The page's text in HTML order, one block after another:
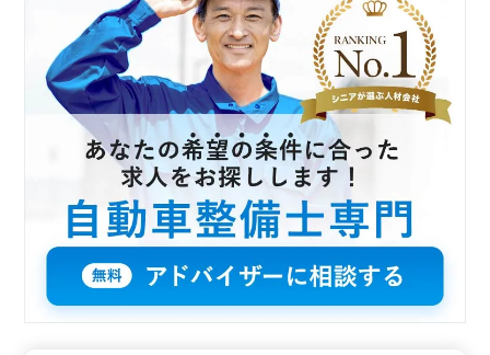
す。 ＜雇用条件と給与＞ 正社員・契約社員・アル
バイト・パート・派遣社員の雇用形態があります。茨城
県稲敷郡美浦村大谷に位置し、下総神崎駅が最寄りで
す。年収は400万円から500万円で、通勤手当が支給さ
れ、賞与もあります。 ＜必要な資格と経験＞ 必要
な資格は2級自動車整備士以上で、普通自動車免許も必要
です。自動車整備の経験が10年以上ある方が求められま
す。ご経験を活かし新しいステージを築いてみません
か。お問い合わせお待ちしております。